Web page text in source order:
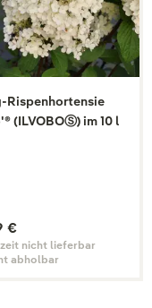
Rispenhortensie
(ILVOBOⓈ) im 10 l
€
nicht lieferbar
abholbar